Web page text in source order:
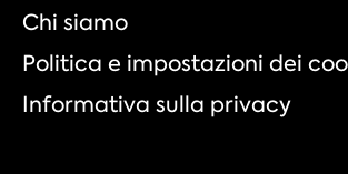
Chi siamo
Politica e impostazioni dei
Informativa sulla privacy